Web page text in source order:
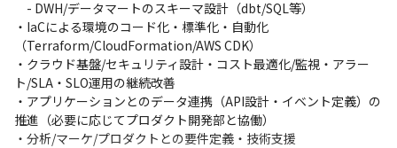
- DWH/データマートのスキーマ設計（dbt/SQL等）
・IaCによる環境のコード化・標準化・自動化
（Terraform/CloudFormation/AWS CDK）
・クラウド基盤/セキュリティ設計・コスト最適化/監視・アラー
ト/SLA・SLO運用の継続改善
・アプリケーションとのデータ連携（API設計・イベント定義）の
推進（必要に応じてプロダクト開発部と協働）
・分析/マーケ/プロダクトとの要件定義・技術支援